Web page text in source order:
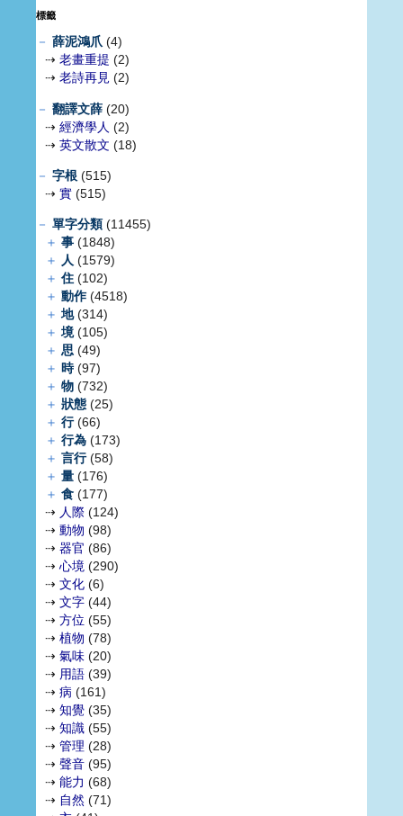
標籤
－ 薛泥鴻爪 (4)
⇢ 老畫重提 (2)
⇢ 老詩再見 (2)
－ 翻譯文薛 (20)
⇢ 經濟學人 (2)
⇢ 英文散文 (18)
－ 字根 (515)
⇢ 實 (515)
－ 單字分類(11455)
＋ 事 (1848)
＋ 人 (1579)
＋ 住 (102)
＋ 動作(4518)
＋ 地(314)
＋ 境(105)
＋ 思 (49)
＋ 時(97)
＋ 物 (732)
＋ 狀態 (25)
＋ 行(66)
＋ 行為 (173)
＋ 言行(58)
＋ 量 (176)
＋ 食 (177)
⇢ 人際 (124)
⇢ 動物 (98)
⇢ 器官 (86)
⇢ 心境 (290)
⇢ 文化 (6)
⇢ 文字 (44)
⇢ 方位 (55)
⇢ 植物 (78)
⇢ 氣味 (20)
⇢ 用語 (39)
⇢ 病 (161)
⇢ 知覺 (35)
⇢ 知識 (55)
⇢ 管理 (28)
⇢ 聲音 (95)
⇢ 能力 (68)
⇢ 自然 (71)